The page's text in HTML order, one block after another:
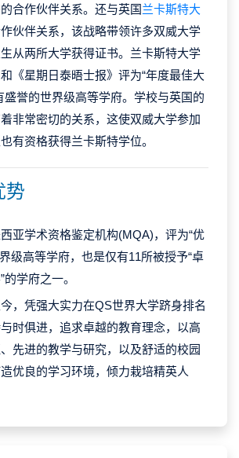
合作伙伴关系。还与英国兰卡斯特大
伙伴关系，该战略带领许多双威大学
从两所大学获得证书。兰卡斯特大学
《星期日泰晤士报》评为“年度最佳大
盛誉的世界级高等学府。学校与英国的
非常密切的关系，这使双威大学参加
有资格获得兰卡斯特学位。
势
亚学术资格鉴定机构(MQA)，评为“优
级高等学府，也是仅有11所被授予“卓
学府之一。
，凭强大实力在QS世界大学跻身排名
时俱进，追求卓越的教育理念，以高
先进的教学与研究，以及舒适的校园
优良的学习环境，倾力栽培精英人